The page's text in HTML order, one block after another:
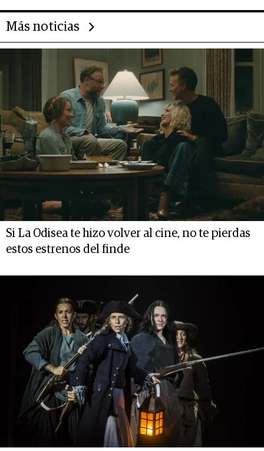
Más noticias
Si La Odisea te hizo volver al cine, no te pierdas
estos estrenos del finde